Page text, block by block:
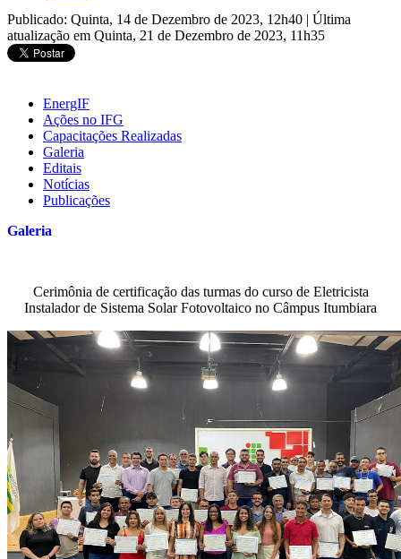
Publicado: Quinta, 14 de Dezembro de 2023, 12h40 | Última
atualização em Quinta, 21 de Dezembro de 2023, 11h35
EnergIF
Ações no IFG
Capacitações Realizadas
Galeria
Editais
Notícias
Publicações
Galeria
Cerimônia de certificação das turmas do curso de Eletricista
Instalador de Sistema Solar Fotovoltaico no Câmpus Itumbiara